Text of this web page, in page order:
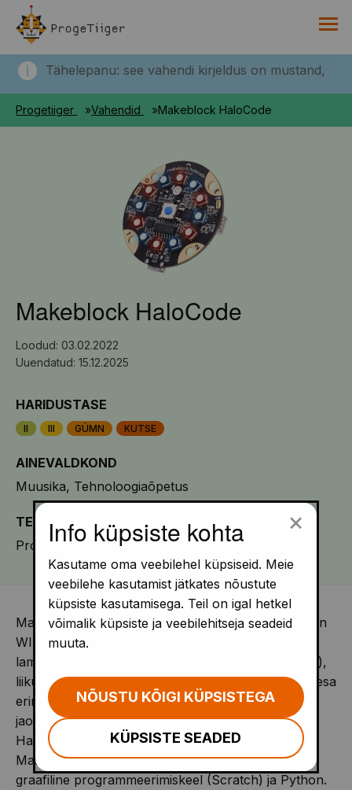
HARNO
Tähelepanu: see vahendi kirjeldus on mustand,
Progetiiger Vahendid Makeblock HaloCode
Makeblock HaloCode
Loodud: 03.02.2022
Uuendatud: 15.12.2025
HARIDUSTASE
II III GÜMN KUTSE
AINEVALDKOND
Muusika Tehnoloogiaõpetus
TEEMA
Programmeerimine
Makeblock Halocode on võimas miniarvuti, millel on
WIFI/Bluetooth, 12 programmeeritavat RGB LED
lampi, mikrofon, 4 puuteandurit (sisend-väljundviik),
liikumisandur, programmeeritav nupp ja ühenduspesa
erinevate elektrooniliste moodulite lisamiseks. Toite
jaoks saab kasutada mikroUSB- või akupesa.
HaloCode miniarvutit saab programmeerida
Makeblock mBlock5 rakenduses. Toetatud on
graafiline programmeerimiskeel (Scratch) ja Python.
Info küpsiste kohta
Kasutame oma veebilehel küpsiseid. Meie
veebilehe kasutamist jätkates nõustute
küpsiste kasutamisega. Teil on igal hetkel
võimalik küpsiste ja veebilehitseja seadeid
muuta.
NÕUSTU KÕIGI KÜPSISTEGA
KÜPSISTE SEADED
×